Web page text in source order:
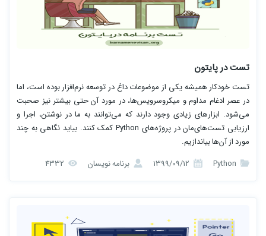
تست در پایتون
تست خودکار همیشه یکی از موضوعات داغ در توسعه نرم‌افزار بوده است، اما
در عصر ادغام مداوم و میکروسرویس‌ها، در مورد آن حتی بیشتر نیز صحبت
می‌شود. ابزارهای زیادی وجود دارند که می‌توانند به ما در نوشتن، اجرا و
ارزیابی تست‌های‌مان در پروژه‌های Python کمک کنند. بیاید نگاهی به چند
مورد از آن‌ها بیاندازیم.
برنامه نویسان